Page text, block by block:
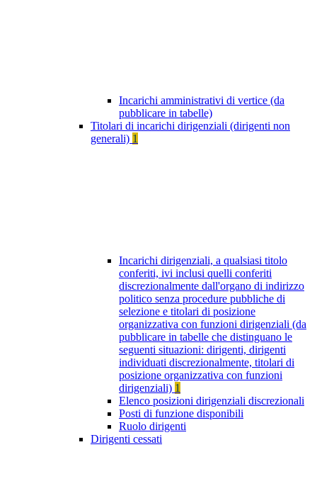
Incarichi amministrativi di vertice (da
pubblicare in tabelle)
Titolari di incarichi dirigenziali (dirigenti non
generali) 1
Incarichi dirigenziali, a qualsiasi titolo
conferiti, ivi inclusi quelli conferiti
discrezionalmente dall'organo di indirizzo
politico senza procedure pubbliche di
selezione e titolari di posizione
organizzativa con funzioni dirigenziali (da
pubblicare in tabelle che distinguano le
seguenti situazioni: dirigenti, dirigenti
individuati discrezionalmente, titolari di
posizione organizzativa con funzioni
dirigenziali) 1
Elenco posizioni dirigenziali discrezionali
Posti di funzione disponibili
Ruolo dirigenti
Dirigenti cessati